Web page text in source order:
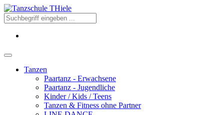
Tanzen
Paartanz - Erwachsene
Paartanz - Jugendliche
Kinder / Kids / Teens
Tanzen & Fitness ohne Partner